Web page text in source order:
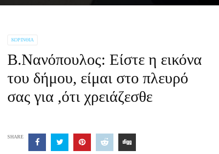
ΚΟΡΙΝΘΊΑ
Β.Νανόπουλος: Είστε η εικόνα
του δήμου, είμαι στο πλευρό
σας για ,ότι χρειάζεσθε
SHARE